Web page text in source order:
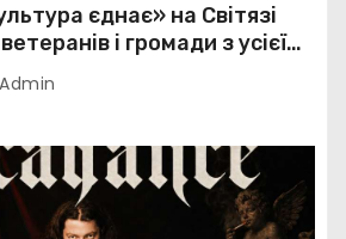
єднає» на Світязі
і громади з усієї
Admin